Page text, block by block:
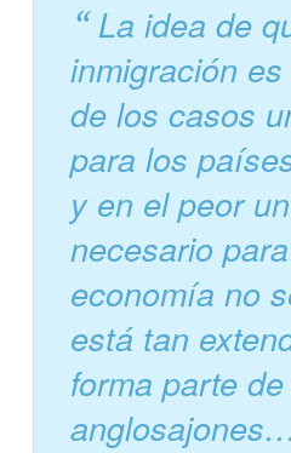
La idea de
inmigración
de los casos
para los
y en el peor
necesario
economía no
está tan
forma parte
anglosajones…